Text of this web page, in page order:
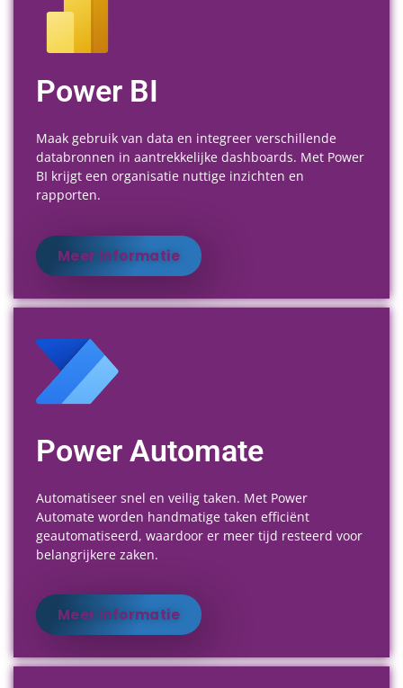
Power BI
Maak gebruik van data en integreer verschillende
databronnen in aantrekkelijke dashboards. Met Power
BI krijgt een organisatie nuttige inzichten en
rapporten.
Meer informatie
Power Automate
Automatiseer snel en veilig taken. Met Power
Automate worden handmatige taken efficiënt
geautomatiseerd, waardoor er meer tijd resteerd voor
belangrijkere zaken.
Meer informatie